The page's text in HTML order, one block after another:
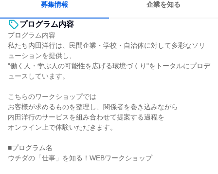
募集情報 企業を知る
プログラム内容
プログラム内容
私たち内田洋行は、民間企業・学校・自治体に対して多彩なソリ
ューションを提供し、
"働く人・学ぶ人の可能性を広げる環境づくり"をトータルにプロデ
ュースしています。
こちらのワークショップでは
お客様が求めるものを整理し、関係者を巻き込みながら
内田洋行のサービスを組み合わせて提案する過程を
オンライン上で体験いただきます。
■プログラム名
ウチダの「仕事」を知る！WEBワークショップ